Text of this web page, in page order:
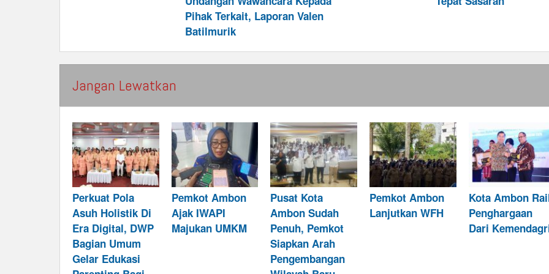
Pihak Terkait, Laporan Valen
Batilmurik
Jangan Lewatkan
Perkuat Pola
Asuh Holistik Di
Era Digital, DWP
Bagian Umum
Gelar Edukasi
Pemkot Ambon
Ajak IWAPI
Majukan UMKM
Pusat Kota
Ambon Sudah
Penuh, Pemkot
Siapkan Arah
Pengembangan
Pemkot Ambon
Lanjutkan WFH
Kota Ambon
Penghargaan
Dari